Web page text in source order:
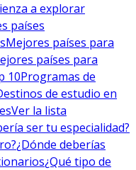
a explorar
países
Mejores países para
países para
10Programas de
de estudio en
Ver la lista
ser tu especialidad?
¿Dónde deberías
¿Qué tipo de